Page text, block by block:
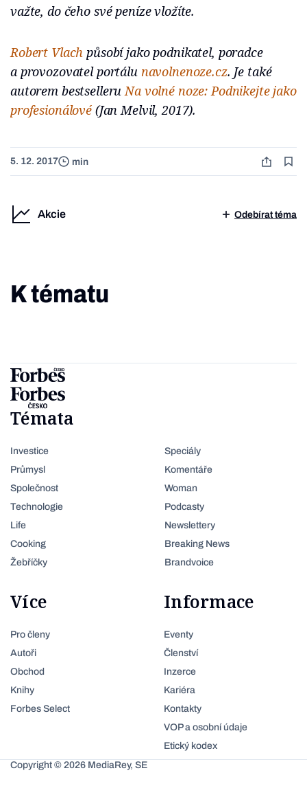
važte, do čeho své peníze vložíte.
Robert Vlach působí jako podnikatel, poradce
a provozovatel portálu navolnenoze.cz. Je také
autorem bestselleruNa volné noze: Podnikejte jako
profesionálové(Jan Melvil, 2017).
5. 12. 2017 min
Akcie Odebírat téma
K tématu
Témata
Investice
Průmysl
Společnost
Technologie
Life
Cooking
Žebříčky
Speciály
Komentáře
Woman
Podcasty
Newslettery
Breaking News
Brandvoice
Více
Pro členy
Autoři
Obchod
Knihy
Forbes Select
Informace
Eventy
Členství
Inzerce
Kariéra
Kontakty
VOP a osobní údaje
Etický kodex
Copyright © 2026 MediaRey, SE